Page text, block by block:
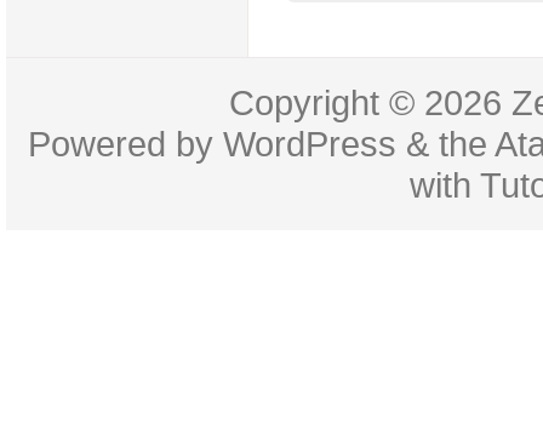
Copyright © 2026
Powered byWordPress & the
with